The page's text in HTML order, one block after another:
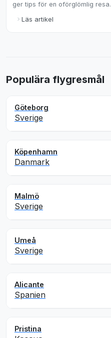
ger tips för en oförglömlig resa.
Läs artikel
Populära flygresmål
Göteborg
Sverige
Köpenhamn
Danmark
Malmö
Sverige
Umeå
Sverige
Alicante
Spanien
Pristina